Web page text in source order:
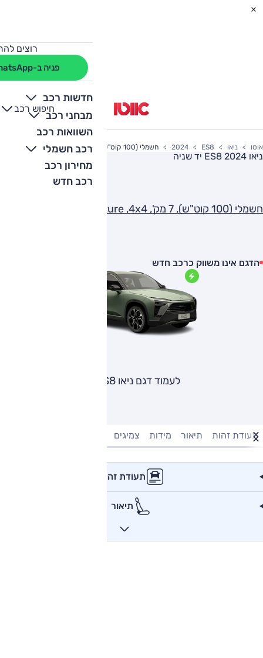
רוצים
פניה ב-WhatsApp
חדשות רכב
מבחני רכב
השוואות רכב
רכב חשמלי
מחירון רכב
רכב חדש
חיפוש רכב
+
-
אוטו ניאו ES8
2024 חשמלי (100 קוט"ש), 7 מק', Signature ,4x4
ניאו ES8 2024 יד שניה
חשמלי (100 קוט"ש), 7 מק', Signature ,4x4
הדגם אינו משווק כרכב חדש
לעמוד דגם ניאו ES8
תעודת זהות תיאור מידות צמיגים
תעודת זהות
תיאור